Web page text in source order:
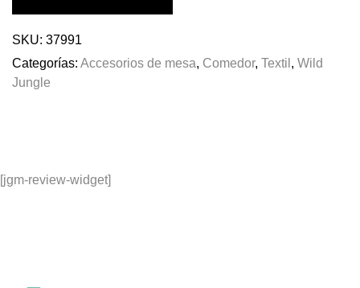
SKU: 37991
Categorías: Accesorios de mesa, Comedor, Textil , Wild
Jungle
[jgm-review-widget]